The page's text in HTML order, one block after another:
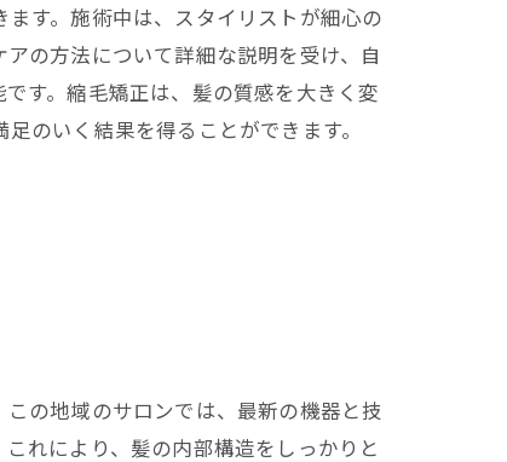
す。施術中は、スタイリストが細心の
の方法について詳細な説明を受け、自
す。縮毛矯正は、髪の質感を大きく変
のいく結果を得ることができます。
の地域のサロンでは、最新の機器と技
れにより、髪の内部構造をしっかりと